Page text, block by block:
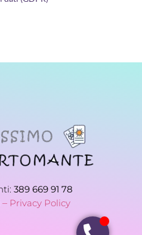
389 669 91 78
Privacy Policy